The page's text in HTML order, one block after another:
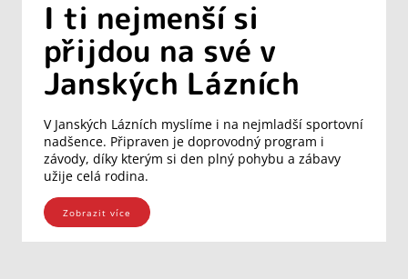
I ti nejmenší si
přijdou na své v
Janských Lázních
V Janských Lázních myslíme i na nejmladší sportovní
nadšence. Připraven je doprovodný program i
závody, díky kterým si den plný pohybu a zábavy
užije celá rodina.
Zobrazit více